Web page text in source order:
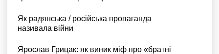
Як радянська / російська пропаганда
називала війни
Ярослав Грицак: як виник міф про «братні